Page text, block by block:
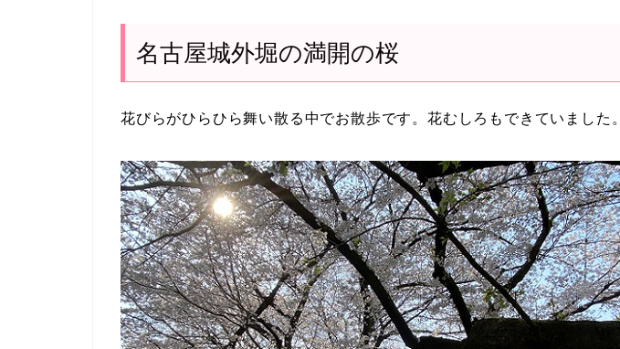
名古屋城外堀の満開の桜
花びらがひらひら舞い散る中でお散歩です。花むしろもできていました。